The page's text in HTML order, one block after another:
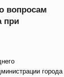
вопросам
при
города